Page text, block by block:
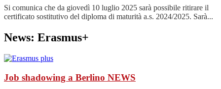
Si comunica che da giovedì 10 luglio 2025 sarà possibile ritirare il
certificato sostitutivo del diploma di maturità a.s. 2024/2025. Sarà...
News: Erasmus+
Job shadowing a Berlino NEWS